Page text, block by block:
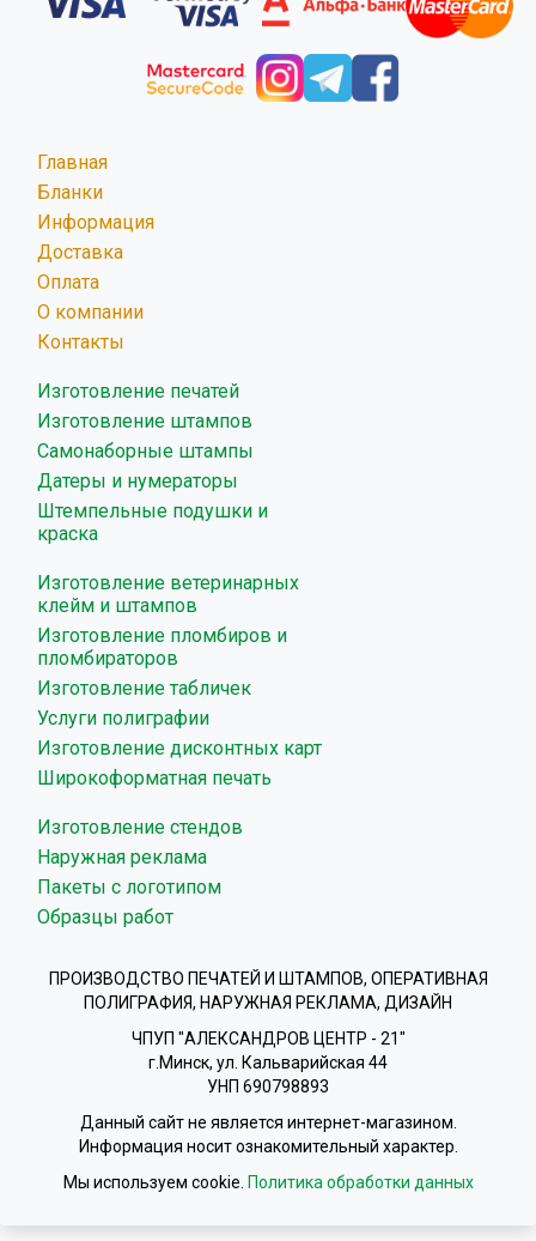
Главная
Бланки
Информация
Доставка
Оплата
О компании
Контакты
Изготовление печатей
Изготовление штампов
Самонаборные штампы
Датеры и нумераторы
Штемпельные подушки и
краска
Изготовление ветеринарных
клейм и штампов
Изготовление пломбиров и
пломбираторов
Изготовление табличек
Услуги полиграфии
Изготовление дисконтных карт
Широкоформатная печать
Изготовление стендов
Наружная реклама
Пакеты с логотипом
Образцы работ
ПРОИЗВОДСТВО ПЕЧАТЕЙ И ШТАМПОВ, ОПЕРАТИВНАЯ
ПОЛИГРАФИЯ, НАРУЖНАЯ РЕКЛАМА, ДИЗАЙН
ЧПУП "АЛЕКСАНДРОВ ЦЕНТР - 21"
г.Минск, ул. Кальварийская 44
УНП 690798893
Данный сайт не является интернет-магазином.
Информация носит ознакомительный характер.
Мы используем cookie. Политика обработки данных